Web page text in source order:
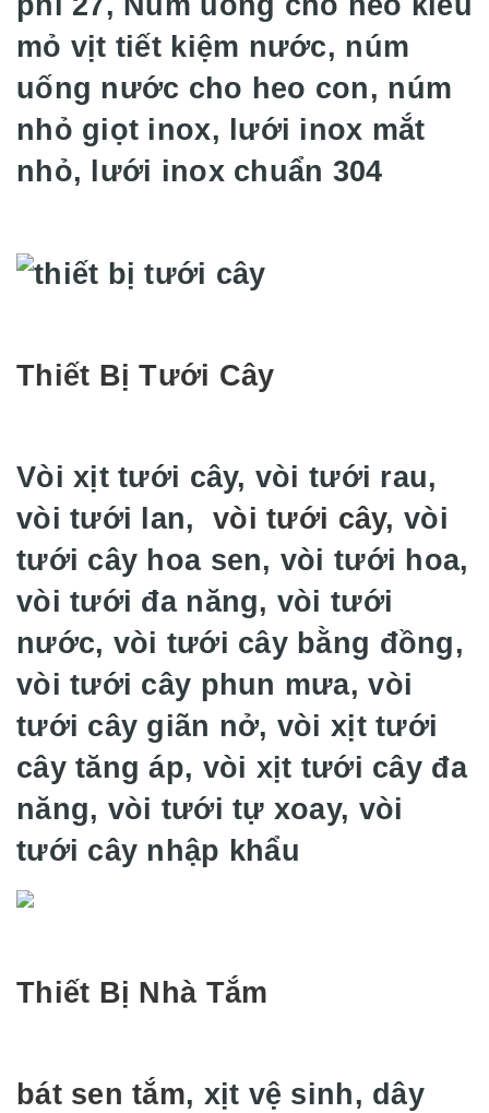
mỏ vịt tiết kiệm nước, núm
uống nước cho heo con, núm
nhỏ giọt inox, lưới inox mắt
nhỏ, lưới inox chuẩn 304
Thiết Bị Tưới Cây
Vòi xịt tưới cây, vòi tưới rau,
vòi tưới lan,vòi tưới cây, vòi
tưới cây hoa sen, vòi tưới hoa,
vòi tưới đa năng, vòi tưới
nước, vòi tưới cây bằng đồng,
vòi tưới cây phun mưa, vòi
tưới cây giãn nở, vòi xịt tưới
cây tăng áp, vòi xịt tưới cây đa
năng, vòi tưới tự xoay, vòi
tưới cây nhập khẩu
Thiết Bị Nhà Tắm
bát sen tắm, xịt vệ sinh, dây